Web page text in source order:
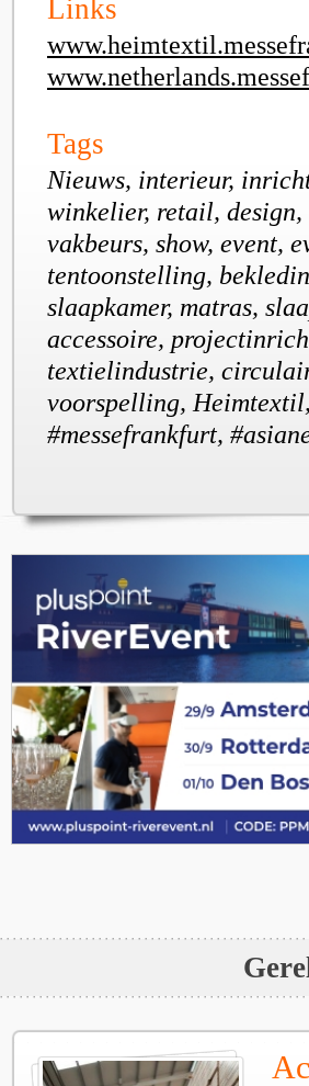
Links
Tags
Nieuws, interieur,
winkelier, retail,
vakbeurs, show, event,
tentoonstelling,
slaapkamer, matras,
accessoire,
textielindustrie,
voorspelling,
#messefrankfurt,